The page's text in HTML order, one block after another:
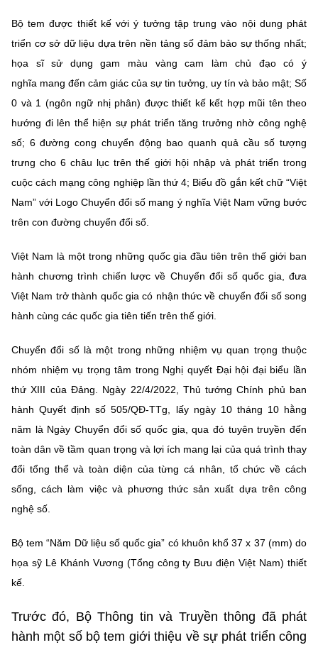
(Ghi rõ nguồn "https://mst.gov.vn" khi phát hành lại thông tin từ
website này)
Bộ tem được thiết kế với ý tưởng tập trung vào nội dung phát
triển cơ sở dữ liệu dựa trên nền tảng số đảm bảo sự thống nhất;
họa sĩ sử dụng gam màu vàng cam làm chủ đạo có ý
nghĩa mang đến cảm giác của sự tin tưởng, uy tín và bảo mật; Số
0 và 1 (ngôn ngữ nhị phân) được thiết kế kết hợp mũi tên theo
hướng đi lên thể hiện sự phát triển tăng trưởng nhờ công nghệ
số; 6 đường cong chuyển động bao quanh quả cầu số tượng
trưng cho 6 châu lục trên thế giới hội nhập và phát triển trong
cuộc cách mạng công nghiệp lần thứ 4; Biểu đồ gắn kết chữ “Việt
Nam” với Logo Chuyển đổi số mang ý nghĩa Việt Nam vững bước
trên con đường chuyển đổi số.
Việt Nam là một trong những quốc gia đầu tiên trên thế giới ban
hành chương trình chiến lược về Chuyển đổi số quốc gia, đưa
Việt Nam trở thành quốc gia có nhận thức về chuyển đổi số song
hành cùng các quốc gia tiên tiến trên thế giới.
Chuyển đổi số là một trong những nhiệm vụ quan trọng thuộc
nhóm nhiệm vụ trọng tâm trong Nghị quyết Đại hội đại biểu lần
thứ XIII của Đảng. Ngày 22/4/2022, Thủ tướng Chính phủ ban
hành Quyết định số 505/QĐ-TTg, lấy ngày 10 tháng 10 hằng
năm là Ngày Chuyển đổi số quốc gia, qua đó tuyên truyền đến
toàn dân về tầm quan trọng và lợi ích mang lại của quá trình thay
đổi tổng thể và toàn diện của từng cá nhân, tổ chức về cách
sống, cách làm việc và phương thức sản xuất dựa trên công
nghệ số.
Bộ tem “Năm Dữ liệu số quốc gia” có khuôn khổ 37 x 37 (mm) do
họa sỹ Lê Khánh Vương (Tổng công ty Bưu điện Việt Nam) thiết
kế.
Trước đó, Bộ Thông tin và Truyền thông đã phát
hành một số bộ tem giới thiệu về sự phát triển công